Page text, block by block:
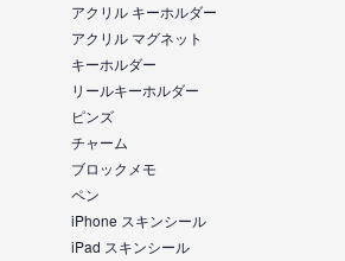
アクリル キーホルダー
アクリル マグネット
キーホルダー
リールキーホルダー
ピンズ
チャーム
ブロックメモ
ペン
iPhone スキンシール
iPad スキンシール